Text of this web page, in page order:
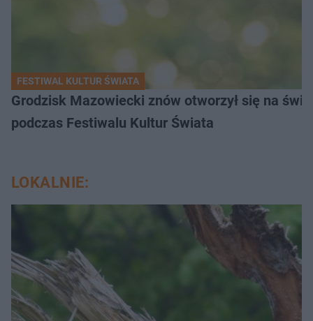
FESTIWAL KULTUR ŚWIATA
Grodzisk Mazowiecki znów otworzył się na
podczas Festiwalu Kultur Świata
LOKALNIE: